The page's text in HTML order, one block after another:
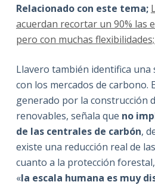
Relacionado con este tema;
acuerdan recortar un 90% las
pero con muchas flexibilidades;
Llavero también identifica una
con los mercados de carbono.
generado por la construcción
renovables, señala que no
de las centrales de carbón,
existe una reducción real de
cuanto a la protección
«la escala humana es muy